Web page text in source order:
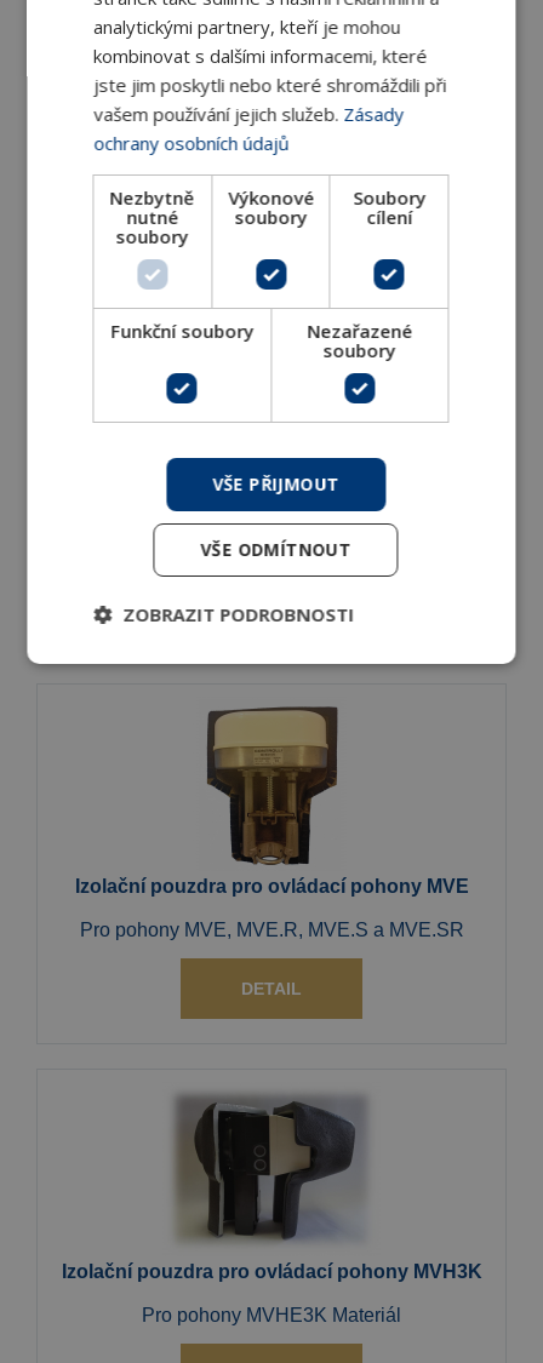
kulové kohouty IP 65
Rotační pohony s krytím IP65 s kroutícím
momentem 16 Nm pro 2-cestné a 3-cestné
DETAIL
cestné kulové kohouty
Rotační pohony s kroutícím momentem 10 Nm pro
2-cestné, 3-cestné a 6-cestné
Izolační pouzdra pro ovládací pohony MVE
Pro pohony MVE, MVE.R, MVE.S a MVE.SR
DETAIL
Izolační pouzdra pro ovládací pohony MVH3K
Pro pohony MVHE3K Materiál
analytickými partnery, kteří je mohou
kombinovat s dalšími informacemi, které
jste jim poskytli nebo které shromáždili při
vašem používání jejich služeb. Zásady
ochrany osobních údajů
Nezbytně
nutné
soubory
Výkonové
soubory
Soubory
cílení
Funkční soubory
Nezařazené
soubory
VŠE PŘIJMOUT
VŠE ODMÍTNOUT
ZOBRAZIT PODROBNOSTI